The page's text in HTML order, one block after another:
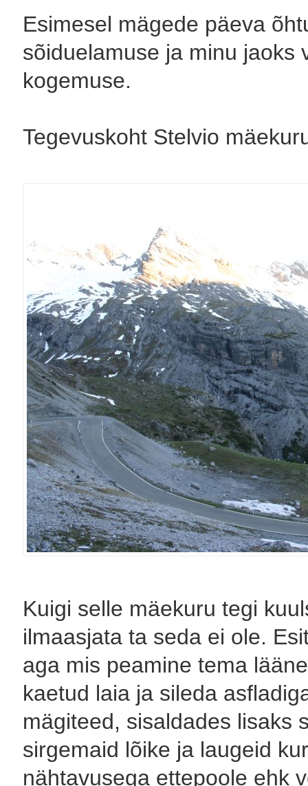
Esimesel mägede päeva
sõiduelamuse ja minu jaoks
kogemuse.
Tegevuskoht Stelvio
Kuigi selle mäekuru tegi
ilmaasjata ta seda ei ole.
aga mis peamine tema
kaetud laia ja sileda
mägiteed, sisaldades lisaks
sirgemaid lõike ja laugeid
nähtavusega ettepoole ehk